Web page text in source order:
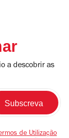
a descobrir as
de Utilização